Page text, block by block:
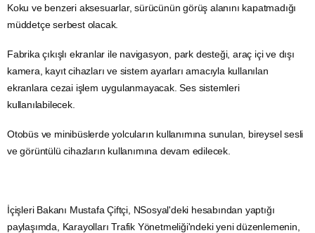
Koku ve benzeri aksesuarlar, sürücünün görüş alanını kapatmadığı
müddetçe serbest olacak.
Fabrika çıkışlı ekranlar ile navigasyon, park desteği, araç içi ve dışı
kamera, kayıt cihazları ve sistem ayarları amacıyla kullanılan
ekranlara cezai işlem uygulanmayacak. Ses sistemleri
kullanılabilecek.
Otobüsve minibüslerde yolcuların kullanımına sunulan, bireysel sesli
ve görüntülü cihazların kullanımına devam edilecek.
İçişleri Bakanı Mustafa Çiftçi, NSosyal'deki hesabından yaptığı
paylaşımda, Karayolları Trafik Yönetmeliği'ndeki yeni düzenlemenin,